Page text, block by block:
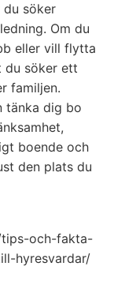
söker
Om du
eller vill flytta
du söker ett
familjen.
tänka dig bo
boende och
den plats du
och-fakta-
hyresvardar/